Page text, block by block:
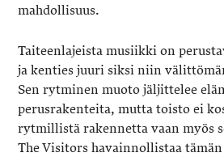
mahdollisuus.
Taiteenlajeista musiikki on
ja kenties juuri siksi niin
Sen rytminen muoto jäljittelee
perusrakenteita, mutta toisto ei
rytmillistä rakennetta vaan myös
The Visitors havainnollistaa